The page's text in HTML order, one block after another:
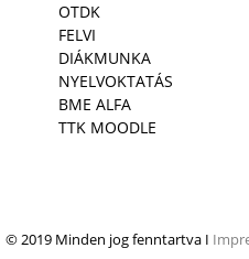
© 2019 Minden jog fenntartva I
OTDK
FELVI
DIÁKMUNKA
NYELVOKTATÁS
BME ALFA
TTK MOODLE